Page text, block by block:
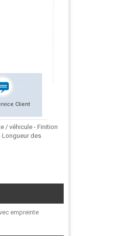
Client
/ véhicule - Finition
Longueur des
empreinte